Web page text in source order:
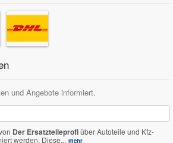
und Angebote informiert.
Der Ersatzteileprofiüber Autoteile und Kfz-
werden. Diese... mehr